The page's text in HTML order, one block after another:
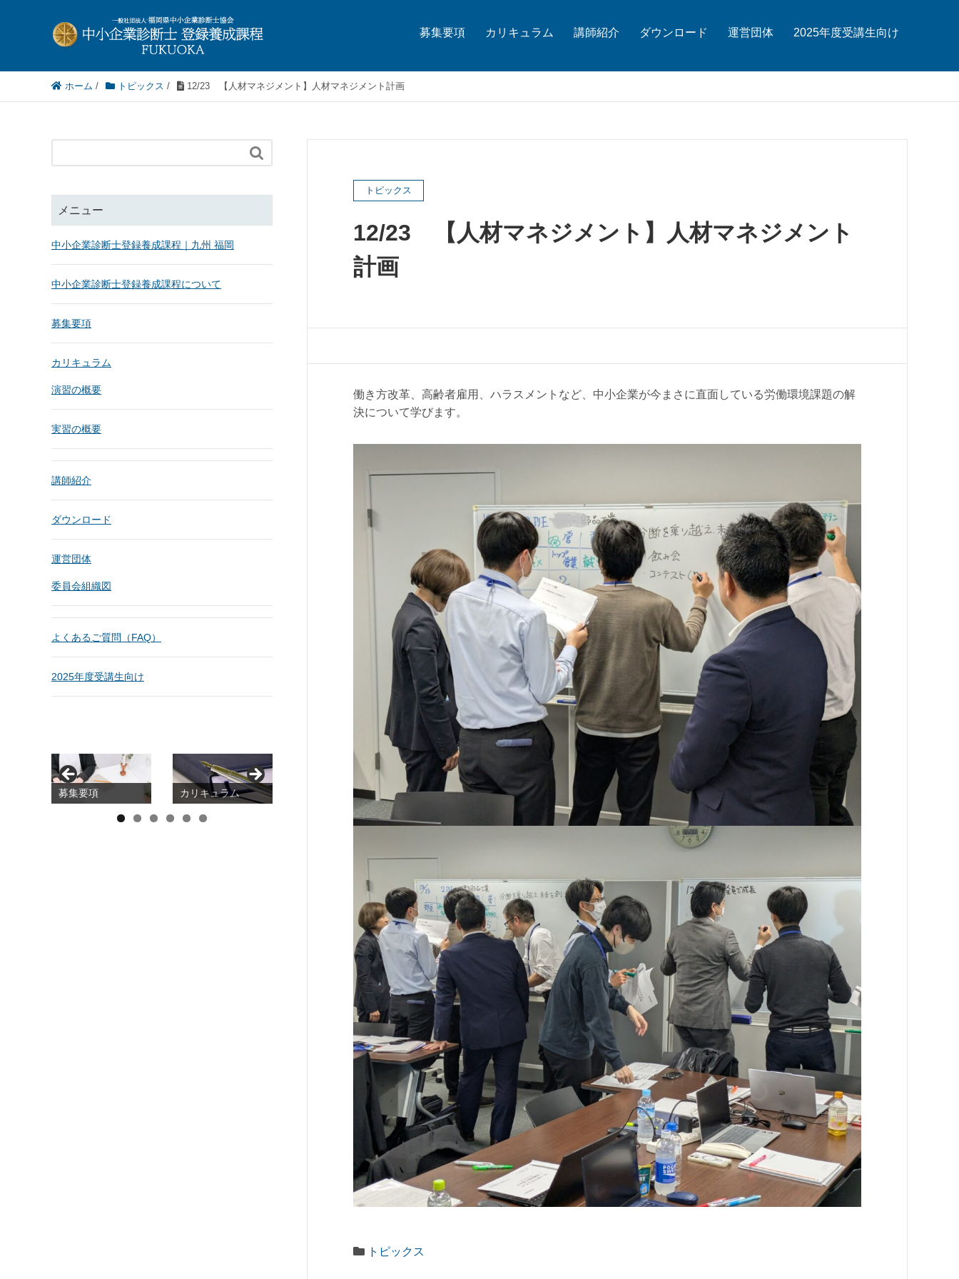
募集要項 カリキュラム 講師紹介 ダウンロード 運営団体 2025年度受講生向け
ホーム / トピックス / 12/23 【人材マネジメント】人材マネジメント計画
トピックス
12/23 【人材マネジメント】人材マネジメント
計画
働き方改革、高齢者雇用、ハラスメントなど、中小企業が今まさに直面している労働環境課題の解
決について学びます。
トピックス

メニュー
中小企業診断士登録養成課程｜九州 福岡
中小企業診断士登録養成課程について
募集要項
カリキュラム
演習の概要
実習の概要
講師紹介
ダウンロード
運営団体
委員会組織図
よくあるご質問（FAQ）
2025年度受講生向け
募集要項 カリキュラム 2025年受講生向け
中小企業診断士養
成課程について
講師紹介 よくあるご質問